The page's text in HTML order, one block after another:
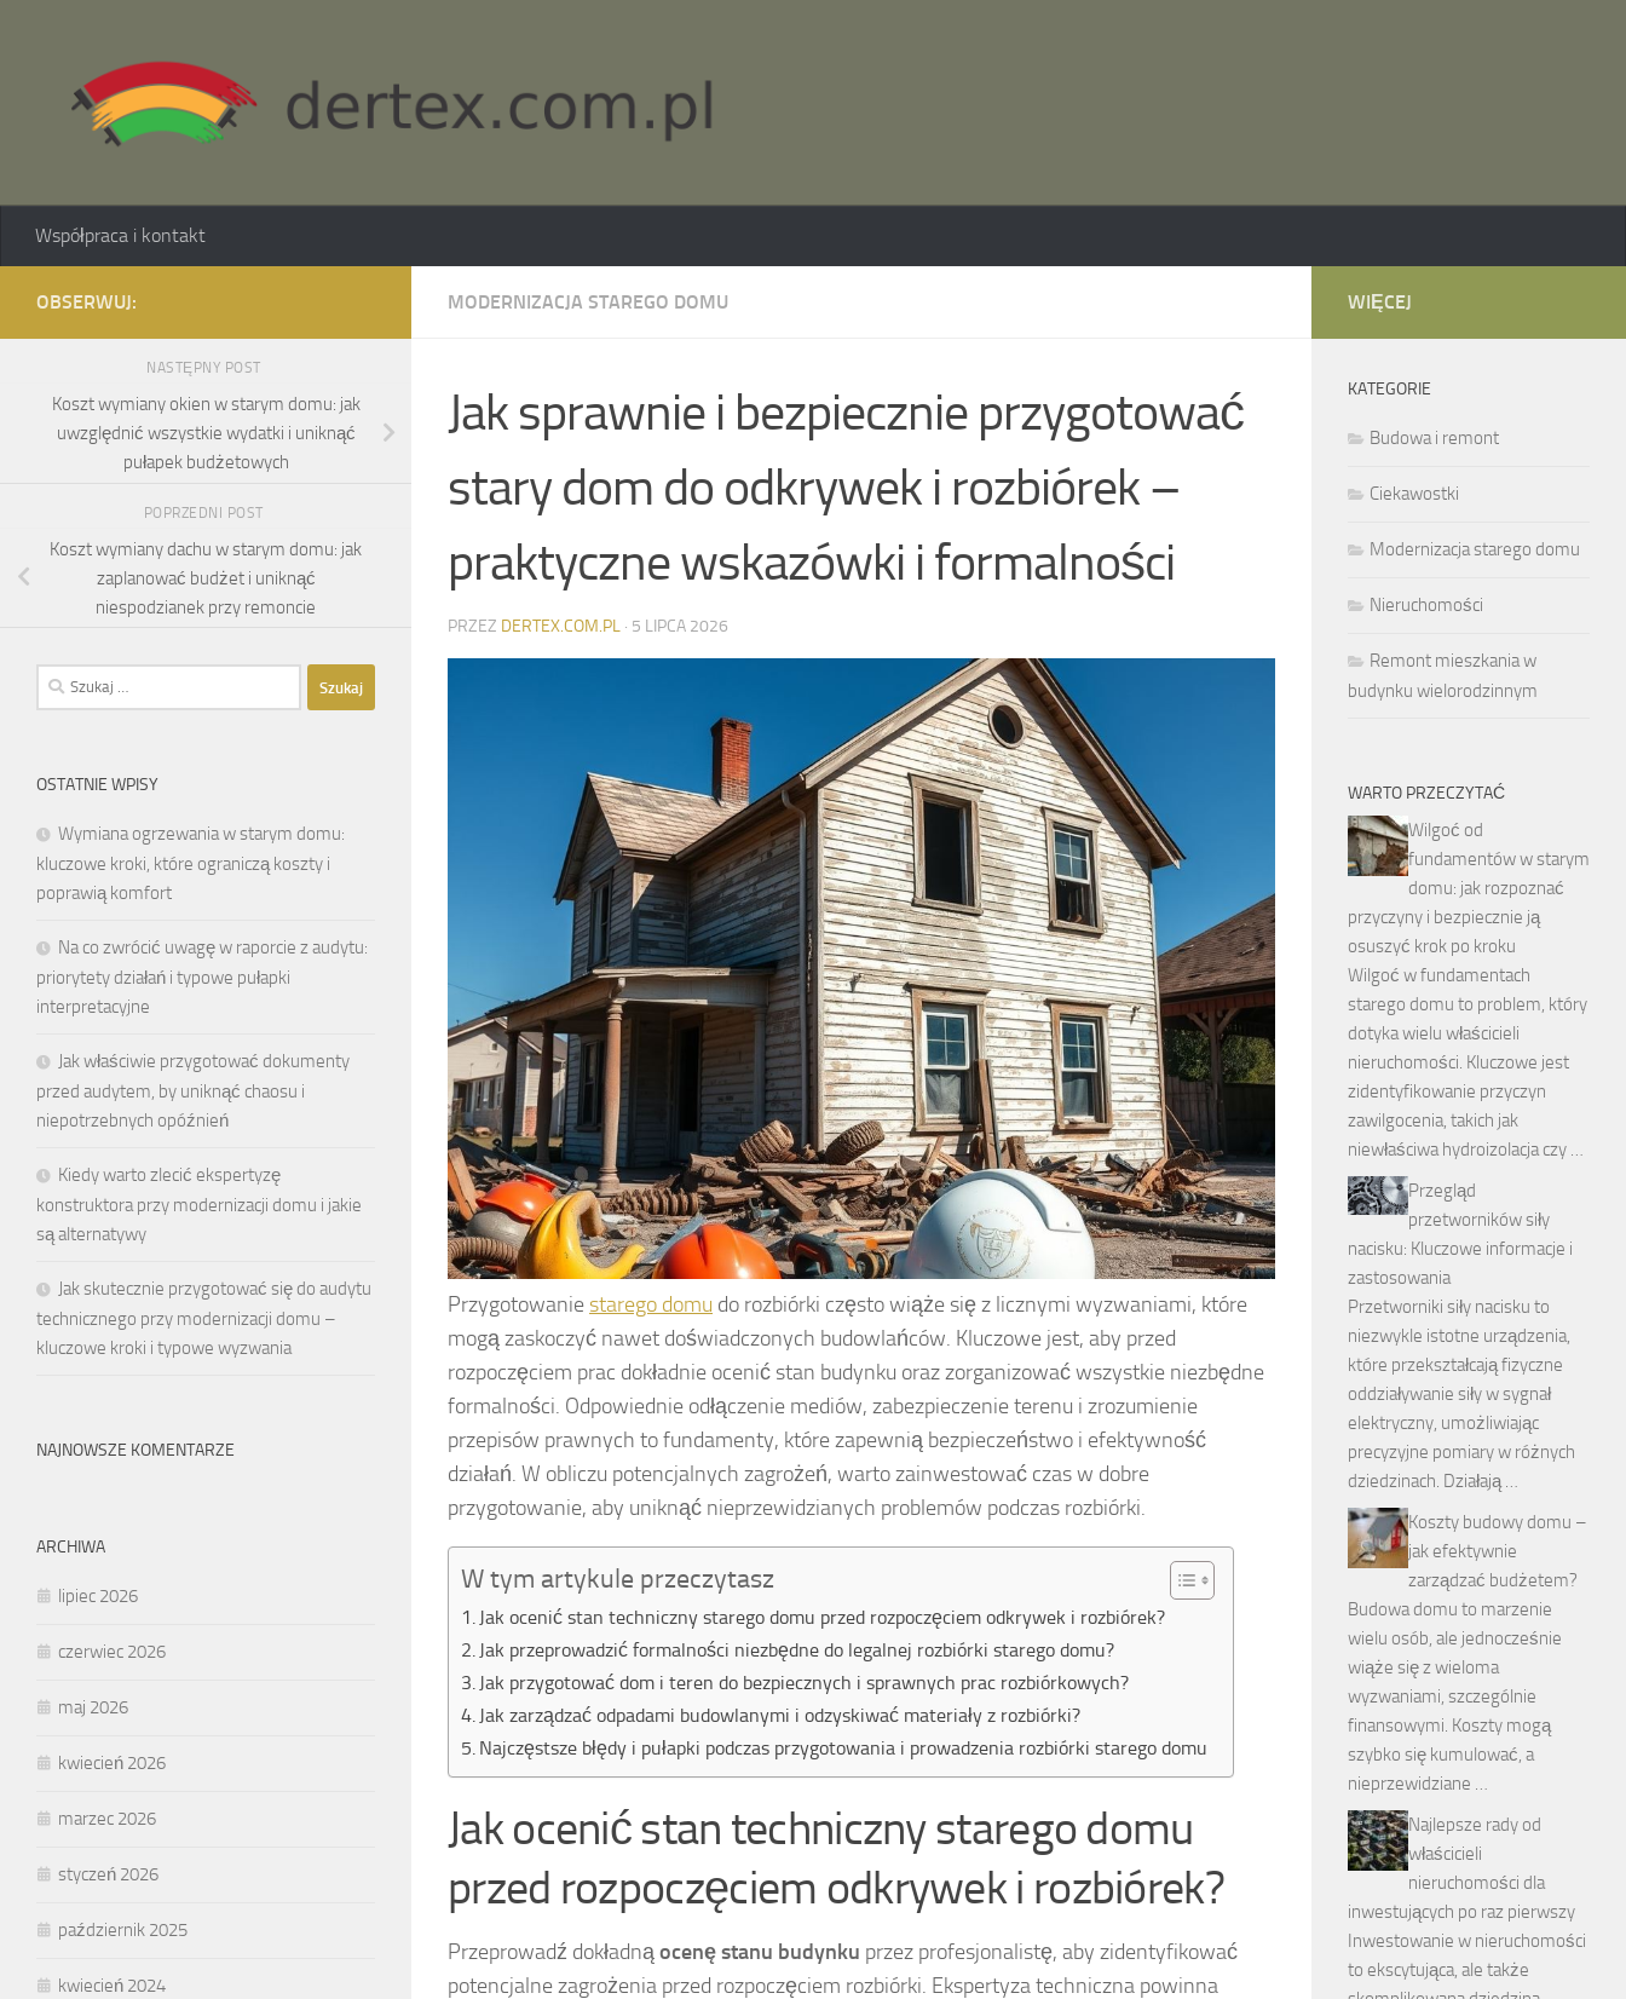
Współpraca i kontakt
MODERNIZACJA STAREGO DOMU
Jak sprawnie i bezpiecznie przygotować
stary dom do odkrywek i rozbiórek –
praktyczne wskazówki i formalności
PRZEZ DERTEX.COM.PL · 5 LIPCA 2026
Przygotowanie starego domu do rozbiórki często wiąże się z licznymi wyzwaniami, które
mogą zaskoczyć nawet doświadczonych budowlańców. Kluczowe jest, aby przed
rozpoczęciem prac dokładnie ocenić stan budynku oraz zorganizować wszystkie niezbędne
formalności. Odpowiednie odłączenie mediów, zabezpieczenie terenu i zrozumienie
przepisów prawnych to fundamenty, które zapewnią bezpieczeństwo i efektywność
działań. W obliczu potencjalnych zagrożeń, warto zainwestować czas w dobre
przygotowanie, aby uniknąć nieprzewidzianych problemów podczas rozbiórki.
W tym artykule przeczytasz
Jak ocenić stan techniczny starego domu przed rozpoczęciem odkrywek i rozbiórek?
Jak przeprowadzić formalności niezbędne do legalnej rozbiórki starego domu?
Jak przygotować dom i teren do bezpiecznych i sprawnych prac rozbiórkowych?
Jak zarządzać odpadami budowlanymi i odzyskiwać materiały z rozbiórki?
Najczęstsze błędy i pułapki podczas przygotowania i prowadzenia rozbiórki starego domu
Jak ocenić stan techniczny starego domu
przed rozpoczęciem odkrywek i rozbiórek?
Przeprowadź dokładnąocenę stanu budynku przez profesjonalistę, aby zidentyfikować
potencjalne zagrożenia przed rozpoczęciem rozbiórki. Ekspertyza techniczna powinna
OBSERWUJ:
NASTĘPNY POST
Koszt wymiany okien w starym domu: jak
uwzględnić wszystkie wydatki i uniknąć
pułapek budżetowych
POPRZEDNI POST
Koszt wymiany dachu w starym domu: jak
zaplanować budżet i uniknąć
niespodzianek przy remoncie
Szukaj:
OSTATNIE WPISY
Wymiana ogrzewania w starym domu:
kluczowe kroki, które ograniczą koszty i
poprawią komfort
Na co zwrócić uwagę w raporcie z audytu:
priorytety działań i typowe pułapki
interpretacyjne
Jak właściwie przygotować dokumenty
przed audytem, by uniknąć chaosu i
niepotrzebnych opóźnień
Kiedy warto zlecić ekspertyzę
konstruktora przy modernizacji domu i jakie
są alternatywy
Jak skutecznie przygotować się do audytu
technicznego przy modernizacji domu –
kluczowe kroki i typowe wyzwania
NAJNOWSZE KOMENTARZE
ARCHIWA
lipiec 2026
czerwiec 2026
maj 2026
kwiecień 2026
marzec 2026
styczeń 2026
październik 2025
kwiecień 2024
WIĘCEJ
KATEGORIE
Budowa i remont
Ciekawostki
Modernizacja starego domu
Nieruchomości
Remont mieszkania w
budynku wielorodzinnym
WARTO PRZECZYTAĆ
Wilgoć od
fundamentów w starym
domu: jak rozpoznać
przyczyny i bezpiecznie ją
osuszyć krok po kroku
Wilgoć w fundamentach
starego domu to problem, który
dotyka wielu właścicieli
nieruchomości. Kluczowe jest
zidentyfikowanie przyczyn
zawilgocenia, takich jak
niewłaściwa hydroizolacja czy …
Przegląd
przetworników siły
nacisku: Kluczowe informacje i
zastosowania
Przetworniki siły nacisku to
niezwykle istotne urządzenia,
które przekształcają fizyczne
oddziaływanie siły w sygnał
elektryczny, umożliwiając
precyzyjne pomiary w różnych
dziedzinach. Działają …
Koszty budowy domu –
jak efektywnie
zarządzać budżetem?
Budowa domu to marzenie
wielu osób, ale jednocześnie
wiąże się z wieloma
wyzwaniami, szczególnie
finansowymi. Koszty mogą
szybko się kumulować, a
nieprzewidziane …
Najlepsze rady od
właścicieli
nieruchomości dla
inwestujących po raz pierwszy
Inwestowanie w nieruchomości
to ekscytująca, ale także